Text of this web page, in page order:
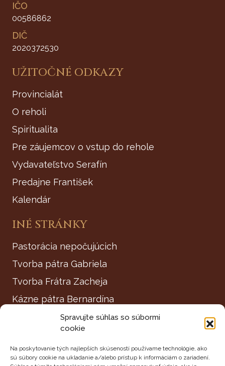
Spravujte súhlas so súbormi
cookie
Na poskytovanie tých najlepších skúseností používame technológie, ako
sú súbory cookie na ukladanie a/alebo prístup k informáciám o zariadení.
IČO
00586862
DIČ
2020372530
UŽITOČNÉ ODKAZY
Provincialát
O reholi
Spiritualita
Pre záujemcov o vstup do rehole
Vydavateľstvo Serafín
Predajne František
Kalendár
INÉ STRÁNKY
Pastorácia nepočujúcich
Tvorba pátra Gabriela
Tvorba Frátra Zacheja
Kázne pátra Bernardína
Púte do Sv. zeme
Františkánska schóla a priatelia
Nekrológ